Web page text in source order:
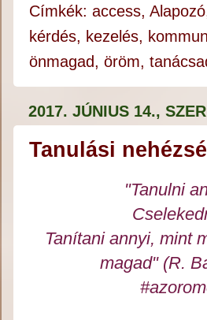
Címkék:access,Alapozó
kérdés, kezelés,
önmagad,öröm,
2017. JÚNIUS 14.,
Tanulási
"Tanulni
Tanítani annyi, mint
magad" (R.